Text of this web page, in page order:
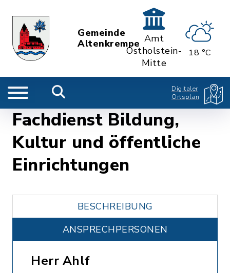
Gemeinde
Altenkrempe Amt
Ostholstein-
Mitte
18 °C
Digitaler
Ortsplan
Fachdienst Bildung,
Kultur und öffentliche
Einrichtungen
BESCHREIBUNG
ANSPRECHPERSONEN
Herr Ahlf